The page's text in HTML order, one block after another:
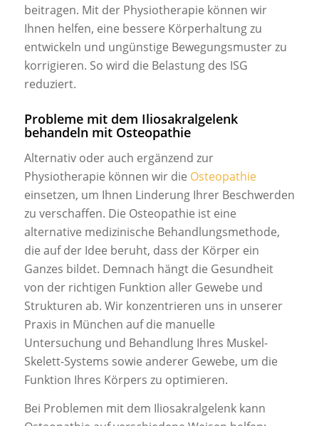
beitragen. Mit der Physiotherapie können wir
Ihnen helfen, eine bessere Körperhaltung zu
entwickeln und ungünstige Bewegungsmuster zu
korrigieren. So wird die Belastung des ISG
reduziert.
Probleme mit dem Iliosakralgelenk
behandeln mit Osteopathie
Alternativ oder auch ergänzend zur
Physiotherapie können wir die Osteopathie
einsetzen, um Ihnen Linderung Ihrer Beschwerden
zu verschaffen. Die Osteopathie ist eine
alternative medizinische Behandlungsmethode,
die auf der Idee beruht, dass der Körper ein
Ganzes bildet. Demnach hängt die Gesundheit
von der richtigen Funktion aller Gewebe und
Strukturen ab. Wir konzentrieren uns in unserer
Praxis in München auf die manuelle
Untersuchung und Behandlung Ihres Muskel-
Skelett-Systems sowie anderer Gewebe, um die
Funktion Ihres Körpers zu optimieren.
Bei Problemen mit dem Iliosakralgelenk kann